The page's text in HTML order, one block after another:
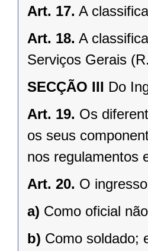
Art. 17. A
Art. 18. A
Serviços Gerais
SECÇÃO III Do
Art. 19. Os
os seus
nos regulamentos
Art. 20. O
a) Como oficial
b) Como soldado;